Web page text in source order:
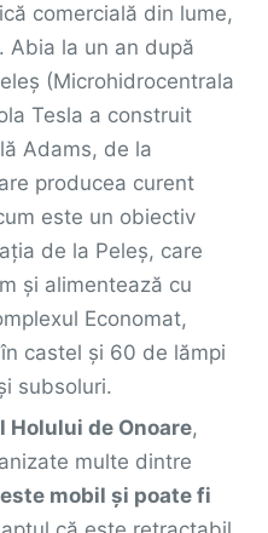
comercială din lume,
Abia la un an după
(Microhidrocentrala
Tesla a construit
Adams, de la
producea curent
este un obiectiv
de la Peleș, care
şi alimentează cu
Economat,
castel și 60 de lămpi
subsoluri.
Holului de Onoare,
multe dintre
este mobil și poate fi